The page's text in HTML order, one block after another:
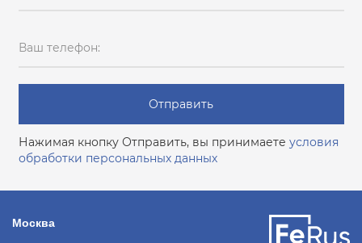
Ваш телефон:
Отправить
Нажимая кнопку Отправить, вы принимаете условия
обработки персональных данных
Москва